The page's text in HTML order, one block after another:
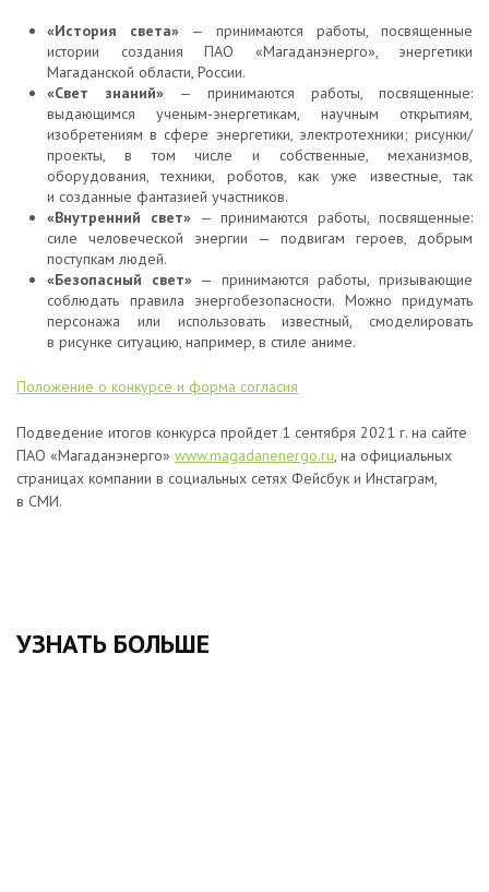
«История света» — принимаются работы, посвященные
истории создания ПАО «Магаданэнерго», энергетики
Магаданской области, России.
«Свет знаний» — принимаются работы, посвященные:
выдающимся ученым-энергетикам, научным открытиям,
изобретениям в сфере энергетики, электротехники; рисунки/
проекты, в том числе и собственные, механизмов,
оборудования, техники, роботов, как уже известные, так
и созданные фантазией участников.
«Внутренний свет»— принимаются работы, посвященные:
силе человеческой энергии — подвигам героев, добрым
поступкам людей.
«Безопасный свет»— принимаются работы, призывающие
соблюдать правила энергобезопасности. Можно придумать
персонажа или использовать известный, смоделировать
в рисунке ситуацию, например, в стиле аниме.
Положение о конкурсе и форма согласия
Подведение итогов конкурса пройдет 1 сентября 2021 г. на сайте
ПАО «Магаданэнерго» www.magadanenergo.ru, на официальных
страницах компании в социальных сетях Фейсбук и Инстаграм,
в СМИ.
УЗНАТЬ БОЛЬШЕ